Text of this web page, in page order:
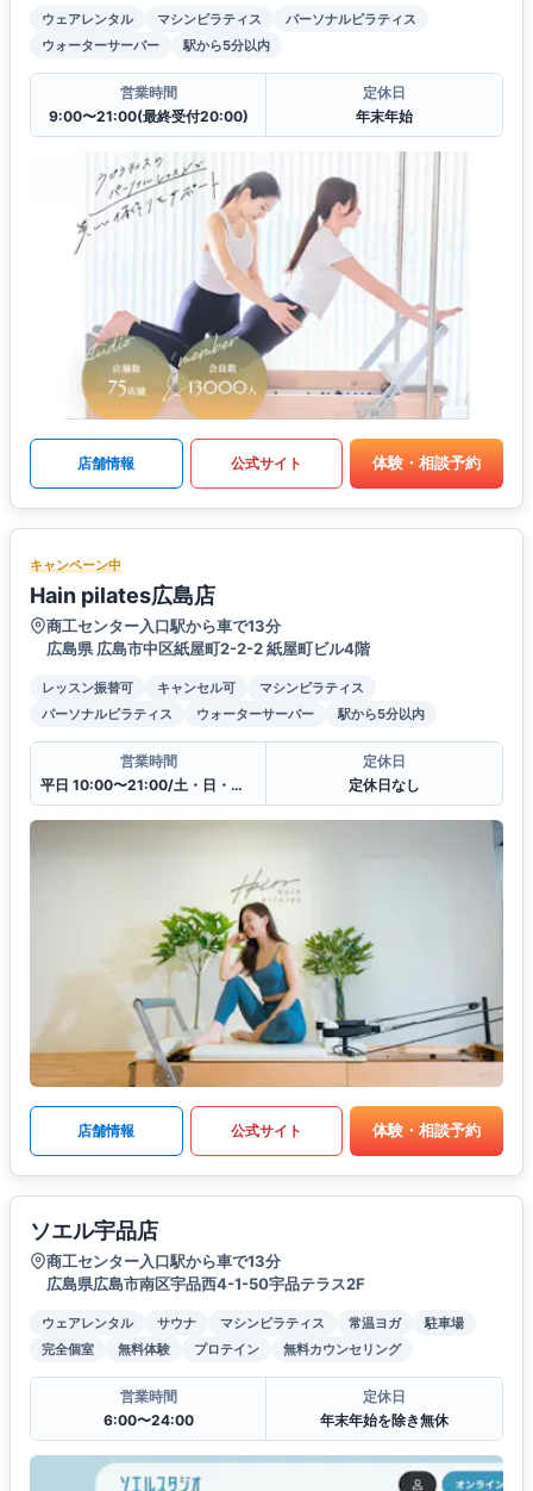
ウェアレンタル マシンピラティス
パーソナルピラティス
ウォーターサーバー
駅から5分以内
営業時間
9:00〜21:00(最終受付20:00)
定休日
年末年始
店舗情報 公式サイト 体験・相談予約
キャンペーン中
Hain pilates広島店
商工センター入口駅から車で13分
広島県 広島市中区紙屋町2-2-2 紙屋町ビル4階
レッスン振替可 キャンセル可
マシンピラティス
パーソナルピラティス
ウォーターサーバー 駅から5分以内
営業時間
平日 10:00〜21:00/土・日・祝10:00〜19:00
定休日
定休日なし
店舗情報 公式サイト 体験・相談予約
ソエル宇品店
商工センター入口駅から車で13分
広島県広島市南区宇品西4-1-50宇品テラス2F
ウェアレンタル サウナ マシンピラティス 常温ヨガ
駐車場
完全個室
無料体験 プロテイン 無料カウンセリング
営業時間
6:00〜24:00
定休日
年末年始を除き無休